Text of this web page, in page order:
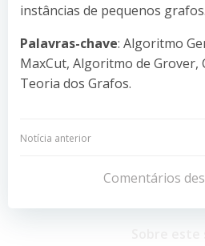
instâncias de pequenos grafos.
Palavras-chave: Algoritmo
MaxCut, Algoritmo de Grover,
Teoria dos Grafos.
Navegação
Post
Notícia anterior
Comentários